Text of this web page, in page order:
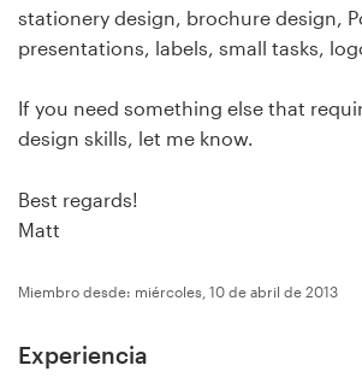
stationery design, brochure design,
presentations, labels, small tasks,
If you need something else that
design skills, let me know.
Best regards!
Matt
Miembro desde: miércoles, 10 de abril de 2013
Experiencia
Obtenga
diseño
Tarjeta de presentación
Diseño de páginas web
Guía de la marca